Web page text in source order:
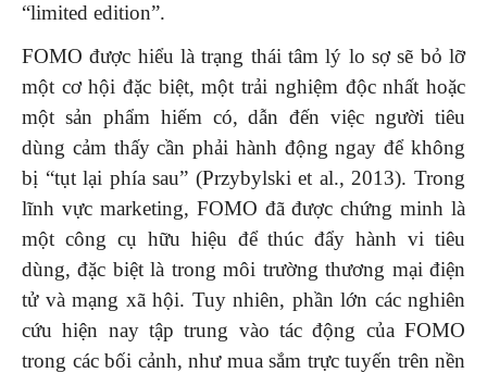
“limited edition”.
FOMO được hiểu là trạng thái tâm lý lo sợ sẽ bỏ lỡ
một cơ hội đặc biệt, một trải nghiệm độc nhất hoặc
một sản phẩm hiếm có, dẫn đến việc người tiêu
dùng cảm thấy cần phải hành động ngay để không
bị “tụt lại phía sau” (Przybylski et al., 2013). Trong
lĩnh vực marketing, FOMO đã được chứng minh là
một công cụ hữu hiệu để thúc đẩy hành vi tiêu
dùng, đặc biệt là trong môi trường thương mại điện
tử và mạng xã hội. Tuy nhiên, phần lớn các nghiên
cứu hiện nay tập trung vào tác động của FOMO
trong các bối cảnh, như mua sắm trực tuyến trên nền